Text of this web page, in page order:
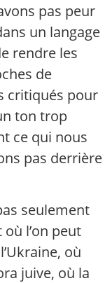
pas peur
un langage
rendre les
de
critiqués pour
ton trop
ce qui nous
pas derrière
seulement
l’on peut
où
juive, où la